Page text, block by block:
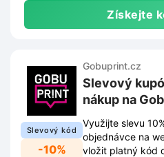
Získejte
Slevový kód
-10%
Gobuprint.cz
Slevový
nákup na
Využijte slevu
objednávce na
vložit platný kód